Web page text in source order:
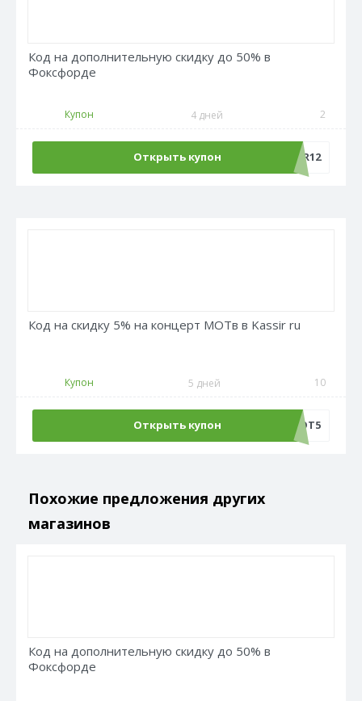
Код на дополнительную скидку до 50% в
Фоксфорде
Купон 4 дней 2
Открыть купон REPETITOR12
Код на скидку 5% на концерт МОТв в Kassir ru
Купон 5 дней 10
Открыть купон МОТ5
Похожие предложения других
магазинов
Код на дополнительную скидку до 50% в
Фоксфорде